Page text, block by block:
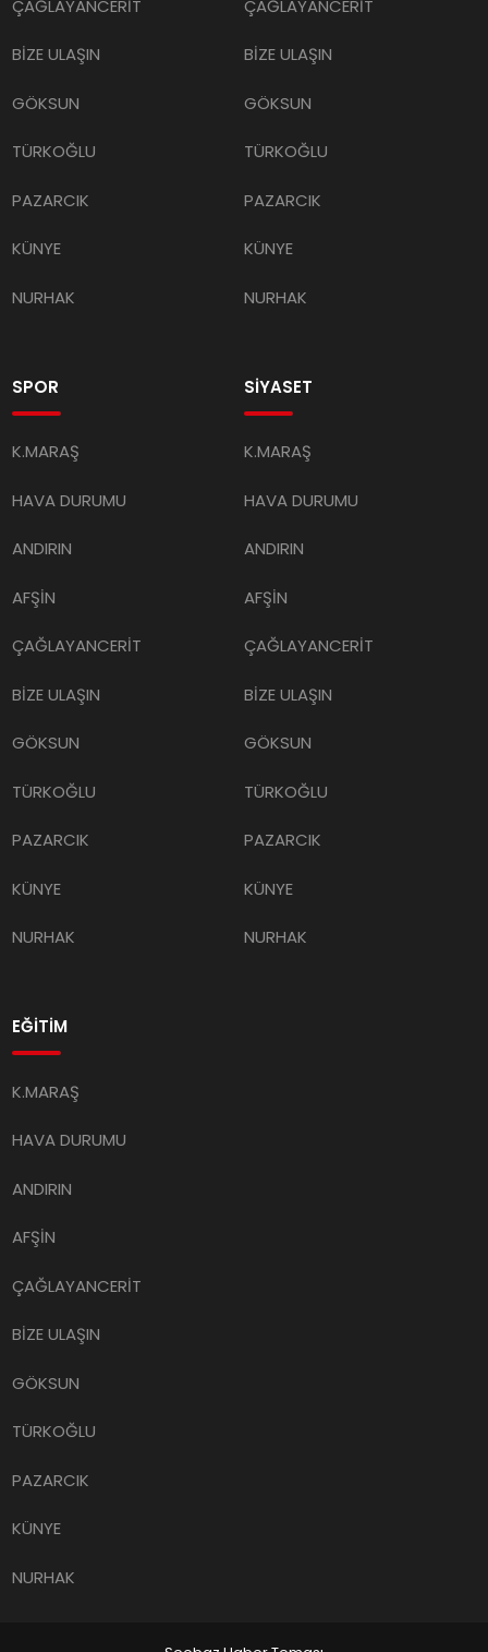
ÇAĞLAYANCERİT
BİZE ULAŞIN
GÖKSUN
TÜRKOĞLU
PAZARCIK
KÜNYE
NURHAK
ÇAĞLAYANCERİT
BİZE ULAŞIN
GÖKSUN
TÜRKOĞLU
PAZARCIK
KÜNYE
NURHAK
SPOR
K.MARAŞ
HAVA DURUMU
ANDIRIN
AFŞİN
ÇAĞLAYANCERİT
BİZE ULAŞIN
GÖKSUN
TÜRKOĞLU
PAZARCIK
KÜNYE
NURHAK
SİYASET
K.MARAŞ
HAVA DURUMU
ANDIRIN
AFŞİN
ÇAĞLAYANCERİT
BİZE ULAŞIN
GÖKSUN
TÜRKOĞLU
PAZARCIK
KÜNYE
NURHAK
EĞİTİM
K.MARAŞ
HAVA DURUMU
ANDIRIN
AFŞİN
ÇAĞLAYANCERİT
BİZE ULAŞIN
GÖKSUN
TÜRKOĞLU
PAZARCIK
KÜNYE
NURHAK